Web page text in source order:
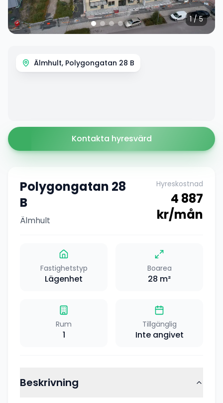
1/5
Älmhult, Polygongatan 28 B
Kontakta hyresvärd
Polygongatan 28
B
Älmhult
Hyreskostnad
4 887
kr/mån
Fastighetstyp
Lägenhet
Boarea
28 m²
Rum
1
Tillgänglig
Inte angivet
Beskrivning